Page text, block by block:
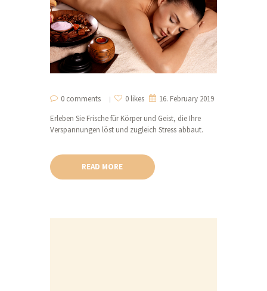
0 comments 0 likes
16. February 2019
Erleben Sie Frische für Körper und Geist, die Ihre
Verspannungen löst und zugleich Stress abbaut.
READ MORE